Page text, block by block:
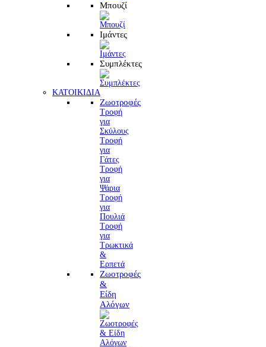
Μπουζί
Ιμάντες
Συμπλέκτες
ΚΑΤΟΙΚΙΔΙΑ
Ζωοτροφές
Τροφή
για
Σκύλους
Τροφή
για
Γάτες
Τροφή
για
Ψάρια
Τροφή
για
Πουλιά
Τροφή
για
Τρωκτικά
&
Ερπετά
Ζωοτροφές
&
Είδη
Αλόγων